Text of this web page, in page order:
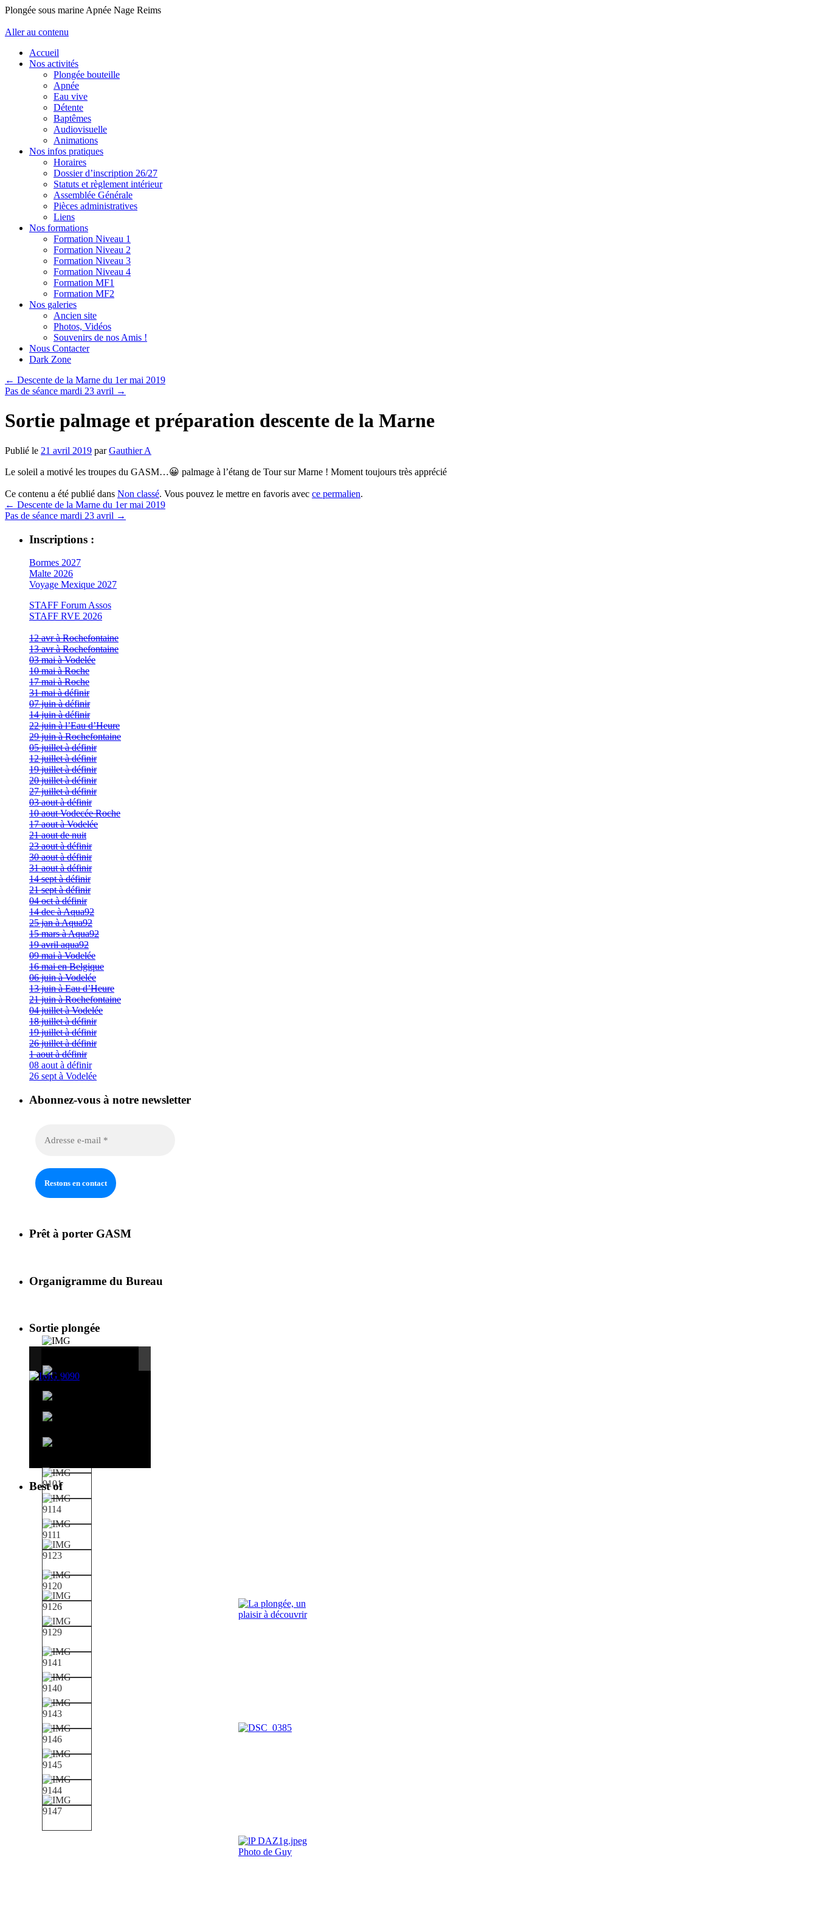
Plongée sous marine Apnée Nage Reims
Aller au contenu
Accueil
Nos activités
Plongée bouteille
Apnée
Eau vive
Détente
Baptêmes
Audiovisuelle
Animations
Nos infos pratiques
Horaires
Dossier d’inscription 26/27
Statuts et règlement intérieur
Assemblée Générale
Pièces administratives
Liens
Nos formations
Formation Niveau 1
Formation Niveau 2
Formation Niveau 3
Formation Niveau 4
Formation MF1
Formation MF2
Nos galeries
Ancien site
Photos, Vidéos
Souvenirs de nos Amis !
Nous Contacter
Dark Zone
← Descente de la Marne du 1er mai 2019
Pas de séance mardi 23 avril →
Sortie palmage et préparation descente de la Marne
Publié le 21 avril 2019 par Gauthier A
Le soleil a motivé les troupes du GASM…😀 palmage à l’étang de Tour sur Marne ! Moment toujours très apprécié
Ce contenu a été publié dans Non classé. Vous pouvez le mettre en favoris avec ce permalien.
← Descente de la Marne du 1er mai 2019
Pas de séance mardi 23 avril →
Inscriptions :
Bormes 2027
Malte 2026
Voyage Mexique 2027
STAFF Forum Assos
STAFF RVE 2026
12 avr à Rochefontaine
13 avr à Rochefontaine
03 mai à Vodelée
10 mai à Roche
17 mai à Roche
31 mai à définir
07 juin à définir
14 juin à définir
22 juin à l’Eau d’Heure
29 juin à Rochefontaine
05 juillet à définir
12 juillet à définir
19 juillet à définir
20 juillet à définir
27 juillet à définir
03 aout à définir
10 aout Vodecée Roche
17 aout à Vodelée
21 aout de nuit
23 aout à définir
30 aout à définir
31 aout à définir
14 sept à définir
21 sept à définir
04 oct à définir
14 dec à Aqua92
25 jan à Aqua92
15 mars à Aqua92
19 avril aqua92
09 mai à Vodelée
16 mai en Belgique
06 juin à Vodelée
13 juin à Eau d’Heure
21 juin à Rochefontaine
04 juillet à Vodelée
18 juillet à définir
19 juillet à définir
26 juillet à définir
1 aout à définir
08 aout à définir
26 sept à Vodelée
Abonnez-vous à notre newsletter
Prêt à porter GASM
Organigramme du Bureau
Sortie plongée
Best of